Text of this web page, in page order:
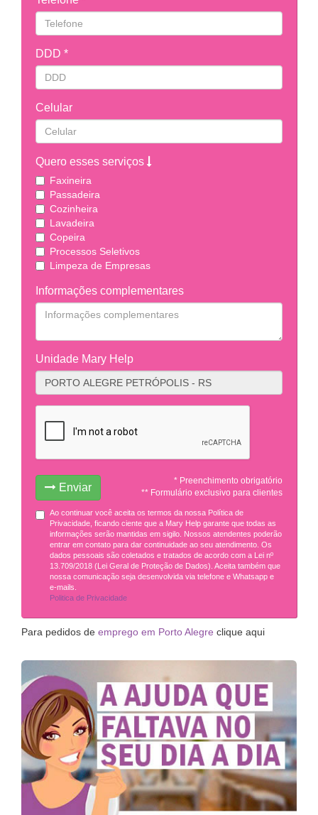
DDD *
Celular
Quero esses serviços
Faxineira
Passadeira
Cozinheira
Lavadeira
Copeira
Processos Seletivos
Limpeza de Empresas
Informações complementares
Unidade Mary Help
Enviar
* Preenchimento obrigatório
** Formulário exclusivo para clientes
Ao continuar você aceita os termos da nossa Política de
Privacidade, ficando ciente que a Mary Help garante que todas as
informações serão mantidas em sigilo. Nossos atendentes poderão
entrar em contato para dar continuidade ao seu atendimento. Os
dados pessoais são coletados e tratados de acordo com a Lei nº
13.709/2018 (Lei Geral de Proteção de Dados). Aceita também que
nossa comunicação seja desenvolvida via telefone e Whatsapp e
e-mails.
Politica de Privacidade
Para pedidos de emprego em Porto Alegre clique aqui